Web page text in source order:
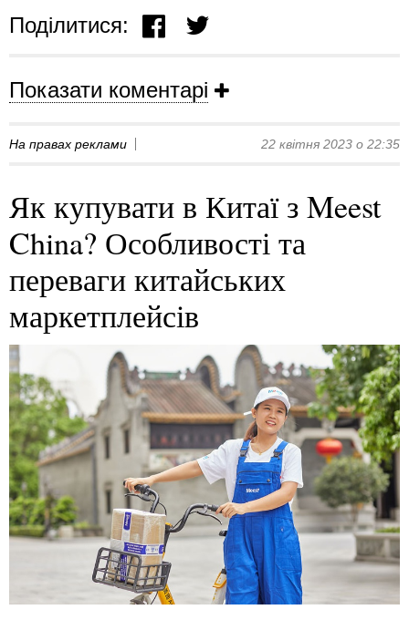
Поділитися:
Показати коментарі
На правах реклами 22 квітня 2023 о 22:35
Як купувати в Китаї з Meest
China? Особливості та
переваги китайських
маркетплейсів